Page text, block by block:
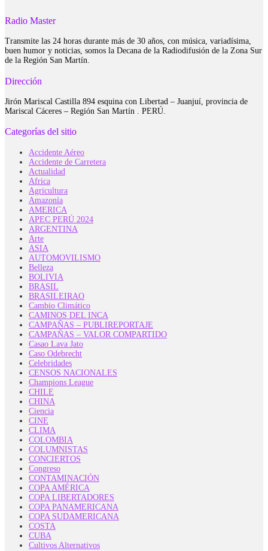
Radio Master
Transmite las 24 horas durante más de 30 años, con música, variadísima,
buen humor y noticias, somos la Decana de la Radiodifusión de la Zona Sur
de la Región San Martín.
Dirección
Jirón Mariscal Castilla 894 esquina con Libertad – Juanjuí, provincia de
Mariscal Cáceres – Región San Martín . PERÚ.
Categorías del sitio
Accidente Aéreo
Accidente de Carretera
Actualidad
Africa
Agricultura
Amazonía
AMERICA
APEC PERÚ 2024
ARGENTINA
Arte
ASIA
AUTOMOVILISMO
Belleza
BOLIVIA
BRASIL
BRASILEIRAO
Cambio Climático
CAMINOS DEL INCA
CAMPAÑAS – PUBLIREPORTAJE
CAMPAÑAS – VALOR COMPARTIDO
Casao Lava Jato
Caso Odebrecht
Celebridades
CENSOS NACIONALES
Champions League
CHILE
CHINA
Ciencia
CINE
CLIMA
COLOMBIA
COLUMNISTAS
CONCIERTOS
Congreso
CONTAMINACIÓN
COPA AMÉRICA
COPA LIBERTADORES
COPA PANAMERICANA
COPA SUDAMERICANA
COSTA
CUBA
Cultivos Alternativos